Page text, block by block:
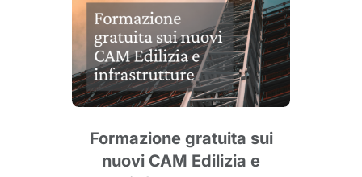
Formazione gratuita sui
nuovi CAM Edilizia e